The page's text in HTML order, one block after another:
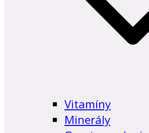
Vitamíny
Minerály